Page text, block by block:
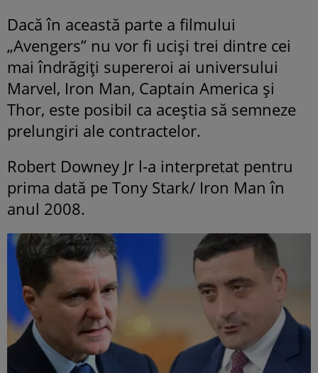
Dacă în această parte a filmului
„Avengers” nu vor fi uciși trei dintre cei
mai îndrăgiți supereroi ai universului
Marvel, Iron Man, Captain America și
Thor, este posibil ca aceștia să semneze
prelungiri ale contractelor.
Robert Downey Jr l-a interpretat pentru
prima dată pe Tony Stark/ Iron Man în
anul 2008.